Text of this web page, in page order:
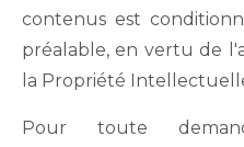
contenus est
préalable, en vertu de
la Propriété
Pour toute